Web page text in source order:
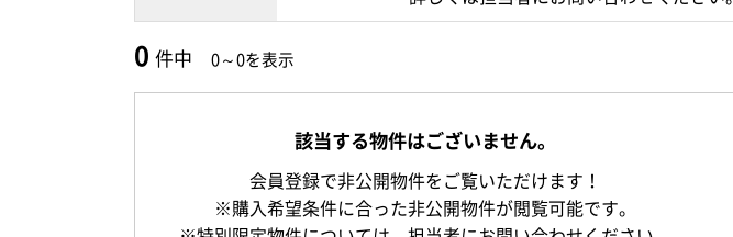
0 件中 0～0を表示
該当する物件はございません。
会員登録で非公開物件をご覧いただけます！
※購入希望条件に合った非公開物件が閲覧可能です。